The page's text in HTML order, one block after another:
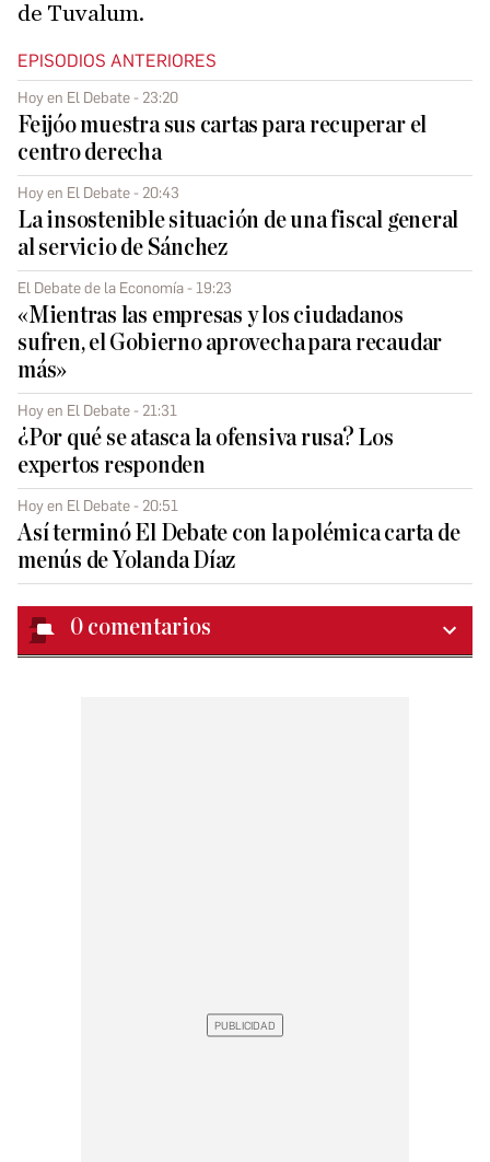
de Tuvalum.
EPISODIOS ANTERIORES
Hoy en El Debate - 23:20
Feijóo muestra sus cartas para recuperar el
centro derecha
Hoy en El Debate - 20:43
La insostenible situación de una fiscal general
al servicio de Sánchez
El Debate de la Economía - 19:23
«Mientras las empresas y los ciudadanos
sufren, el Gobierno aprovecha para recaudar
más»
Hoy en El Debate - 21:31
¿Por qué se atasca la ofensiva rusa? Los
expertos responden
Hoy en El Debate - 20:51
Así terminó El Debate con la polémica carta de
menús de Yolanda Díaz
0 comentarios